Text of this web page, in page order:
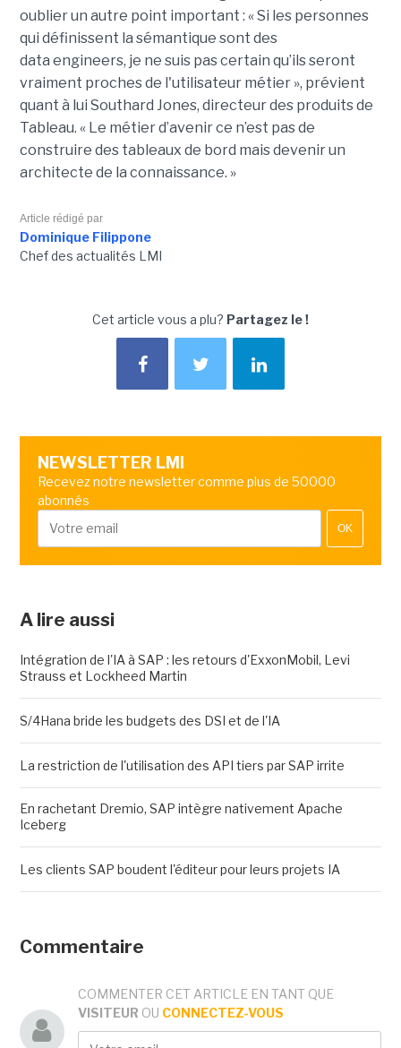
oublier un autre point important : « Si les personnes
qui définissent la sémantique sont des
data engineers, je ne suis pas certain qu’ils seront
vraiment proches de l'utilisateur métier », prévient
quant à lui Southard Jones, directeur des produits de
Tableau. « Le métier d’avenir ce n’est pas de
construire des tableaux de bord mais devenir un
architecte de la connaissance. »
Article rédigé par
Dominique Filippone
Chef des actualités LMI
Cet article vous a plu? Partagez le !
NEWSLETTER LMI
Recevez notre newsletter comme plus de 50000
abonnés
OK
A lire aussi
Intégration de l'IA à SAP : les retours d'ExxonMobil, Levi
Strauss et Lockheed Martin
S/4Hana bride les budgets des DSI et de l'IA
La restriction de l'utilisation des API tiers par SAP irrite
En rachetant Dremio, SAP intègre nativement Apache
Iceberg
Les clients SAP boudent l'éditeur pour leurs projets IA
Commentaire
COMMENTER CET ARTICLE EN TANT QUE
VISITEUR OU CONNECTEZ-VOUS